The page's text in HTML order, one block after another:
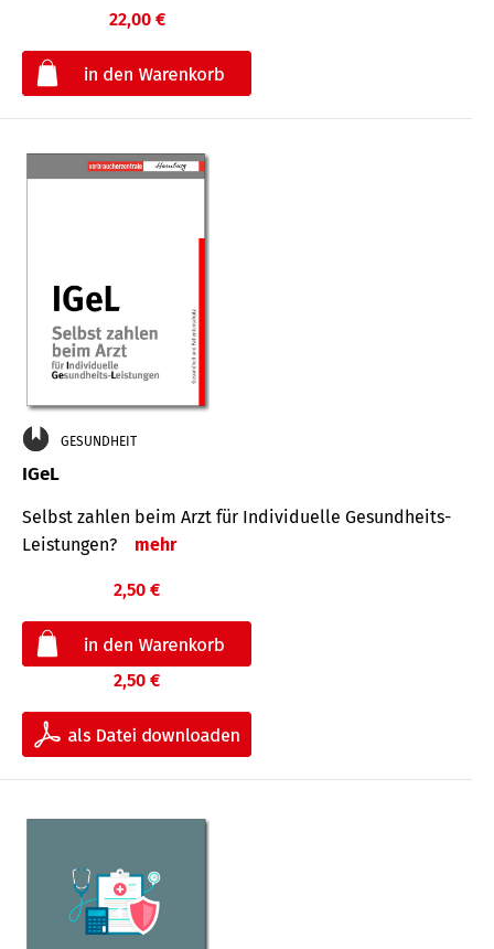
22,00 €
GESUNDHEIT
IGeL
Selbst zahlen beim Arzt für Indi­vidu­elle Gesund­heits-
Leis­tungen?
mehr
2,50 €
2,50 €